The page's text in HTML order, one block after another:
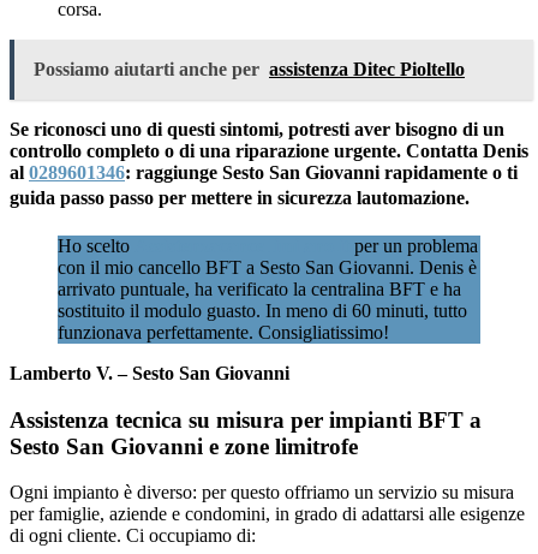
corsa.
Possiamo aiutarti anche per assistenza Ditec Pioltello
Se riconosci uno di questi sintomi, potresti aver bisogno di un
controllo completo o di una riparazione urgente. Contatta Denis
al 0289601346: raggiunge Sesto San Giovanni rapidamente o ti
guida passo passo per mettere in sicurezza lautomazione.
Ho scelto
per un problema
con il mio cancello BFT a Sesto San Giovanni. Denis è
arrivato puntuale, ha verificato la centralina BFT e ha
sostituito il modulo guasto. In meno di 60 minuti, tutto
funzionava perfettamente. Consigliatissimo!
Lamberto V. – Sesto San Giovanni
Assistenza tecnica su misura per impianti BFT a
Sesto San Giovanni e zone limitrofe
Ogni impianto è diverso: per questo offriamo un servizio su misura
per famiglie, aziende e condomini, in grado di adattarsi alle esigenze
di ogni cliente. Ci occupiamo di: